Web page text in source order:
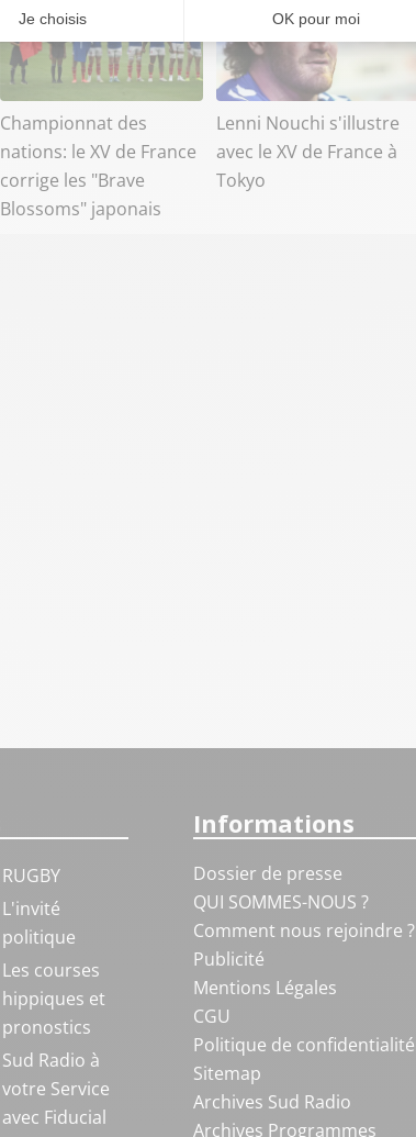
Championnat des
nations: le XV de France
corrige les "Brave
Blossoms" japonais
Lenni Nouchi s'illustre
avec le XV de France à
Tokyo
RUGBY
L'invité
politique
Les courses
hippiques et
pronostics
Sud Radio à
votre Service
avec Fiducial
Informations
Dossier de presse
QUI SOMMES-NOUS ?
Comment nous rejoindre ?
Publicité
Mentions Légales
CGU
Politique de confidentialité
Sitemap
Archives Sud Radio
Archives Programmes